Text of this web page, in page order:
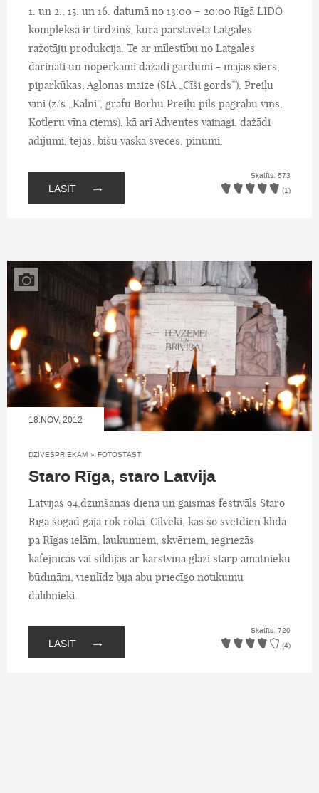
1. un 2., 15. un 16. datumā no 13:00 – 20:00 Rīgā LIDO
kompleksā ir tirdziņš, kurā pārstāvēta Latgales
ražotāju produkcija. Te ar mīlestību no Latgales
darināti un nopērkami dažādi gardumi - mājas siers,
piparkūkas, Aglonas maize (SIA „Cīši gords”), Preiļu
vīni (z/s „Kalni”, grāfu Borhu Preiļu pils pagrabu vīns,
Kotleru vīna ciems), kā arī Adventes vainagi, dažādi
adījumi, tējas, bišu vaska sveces, pinumi.
LASĪT →
Skatīts: 573
(1)
18.NOV, 2012
DZĪVESPRIEKAM » FOTOSTĀSTI
Staro Rīga, staro Latvija
Latvijas 94.dzimšanas diena un gaismas festivāls Staro
Rīga šogad gāja rok rokā. Cilvēki, kas šo svētdien klīda
pa Rīgas ielām, laukumiem, skvēriem, iegriezās
kafejnīcās vai sildījās ar karstvīna glāzi starp amatnieku
būdiņām, vienlīdz bija abu priecīgo notikumu
dalībnieki.
LASĪT →
Skatīts: 720
(4)